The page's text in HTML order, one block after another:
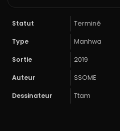
Statut Terminé
Type Manhwa
Sortie 2019
Auteur SSOME
Dessinateur Ttam